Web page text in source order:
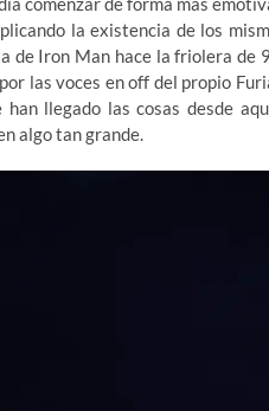
la existencia de los
de Iron Man hace la friolera de
las voces en off del propio
llegado las cosas desde
algo tan grande.